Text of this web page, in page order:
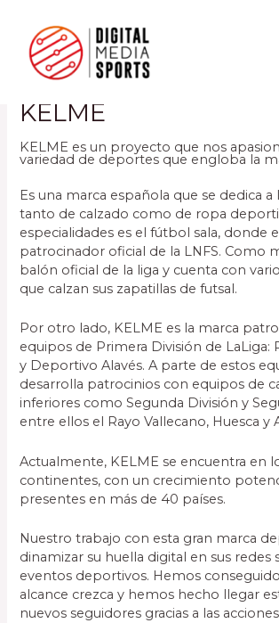
KELME
KELME es un proyecto que nos
variedad de deportes que engloba la
Es una marca española que se dedica a
tanto de calzado como de ropa
especialidades es el fútbol sala, donde
patrocinador oficial de la LNFS. Como
balón oficial de la liga y cuenta con
que calzan sus zapatillas de futsal.
Por otro lado, KELME es la marca
equipos de Primera División de LaLiga:
y Deportivo Alavés. A parte de estos
desarrolla patrocinios con equipos de
inferiores como Segunda División y
entre ellos el Rayo Vallecano, Huesca y
Actualmente, KELME se encuentra en
continentes, con un crecimiento
presentes en más de 40 países.
Nuestro trabajo con esta gran marca
dinamizar su huella digital en sus redes
eventos deportivos. Hemos
alcance crezca y hemos hecho llegar
nuevos seguidores gracias a las